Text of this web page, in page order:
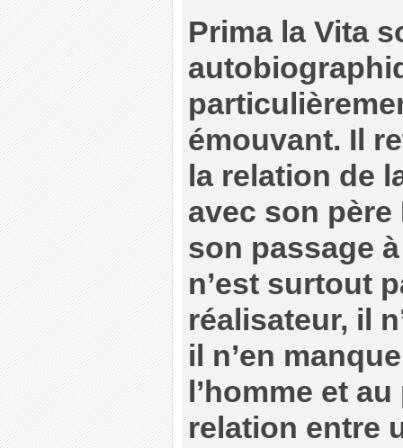
Prima la Vita
émouvant. Il
la relation de
avec son
son passage
n’est surtout
réalisateur, il
il n’en
l’homme et
relation entre